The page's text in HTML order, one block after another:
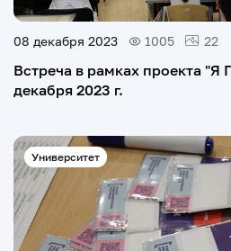
08 декабря 2023 1005 22
Встреча в рамках проекта
декабря 2023 г.
Университет